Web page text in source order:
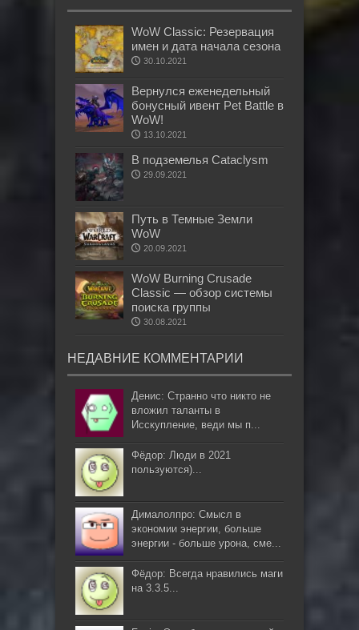
WoW Classic: Резервация
имен и дата начала сезона
30.10.2021
Вернулся еженедельный
бонусный ивент Pet Battle в
WoW!
13.10.2021
В подземелья Cataclysm
29.09.2021
Путь в Темные Земли
WoW
20.09.2021
WoW Burning Crusade
Classic — обзор системы
поиска группы
30.08.2021
НЕДАВНИЕ КОММЕНТАРИИ
Денис: Странно что никто не
вложил таланты в
Исскупление, веди мы п...
Фёдор: Люди в 2021
пользуются)...
Дималолпро: Смысл в
экономии энергии, больше
энергии - больше урона, сме...
Фёдор: Всегда нравились маги
на 3.3.5...